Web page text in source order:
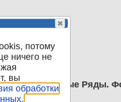
Новые Торговые Ряды.
потому
ничего не
вы
обработки